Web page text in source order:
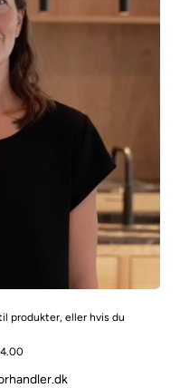
produkter, eller hvis du